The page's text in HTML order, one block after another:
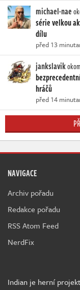
michael-nae
série velkou
dílu
před 13
jankslavik
hráčů
před 14
NAVIGACE
Archiv pořadu
Redakce pořadu
RSS Atom Feed
NerdFix
Indian je herní